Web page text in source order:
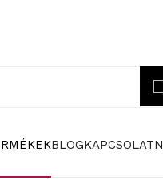
BLOGKAPCSOLAT